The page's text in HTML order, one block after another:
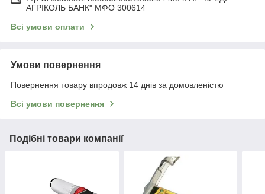
АГРІКОЛЬ БАНК" МФО 300614
Всі умови оплати
Умови повернення
Повернення товару впродовж 14 днів за домовленістю
Всі умови повернення
Подібні товари компанії